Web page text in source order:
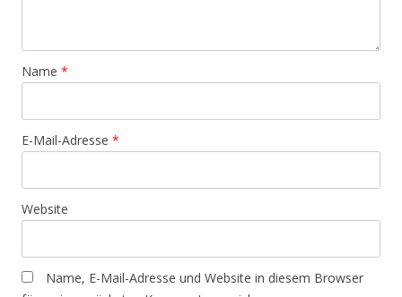
Name *
E-Mail-Adresse *
Website
Name, E-Mail-Adresse und Website in diesem Browser